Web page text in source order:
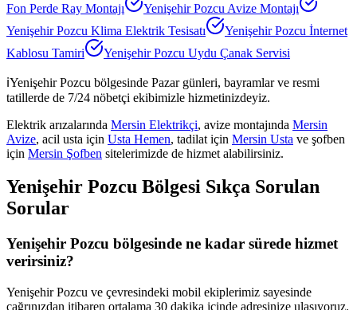
Fon Perde Ray Montajı
Yenişehir Pozcu Avize Montajı
Yenişehir Pozcu Klima Elektrik Tesisatı Yenişehir Pozcu İnternet
Kablosu Tamiri
Yenişehir Pozcu Uydu Çanak Servisi
ℹ️Yenişehir Pozcu bölgesinde Pazar günleri, bayramlar ve resmi
tatillerde de 7/24 nöbetçi ekibimizle hizmetinizdeyiz.
Elektrik arızalarında Mersin Elektrikçi, avize montajında Mersin
Avize, acil usta için Usta Hemen, tadilat için Mersin Usta ve şofben
için Mersin Şofben sitelerimizde de hizmet alabilirsiniz.
Yenişehir Pozcu Bölgesi Sıkça Sorulan
Sorular
Yenişehir Pozcu bölgesinde ne kadar sürede hizmet
verirsiniz?
Yenişehir Pozcu ve çevresindeki mobil ekiplerimiz sayesinde
çağrınızdan itibaren ortalama 30 dakika içinde adresinize ulaşıyoruz.